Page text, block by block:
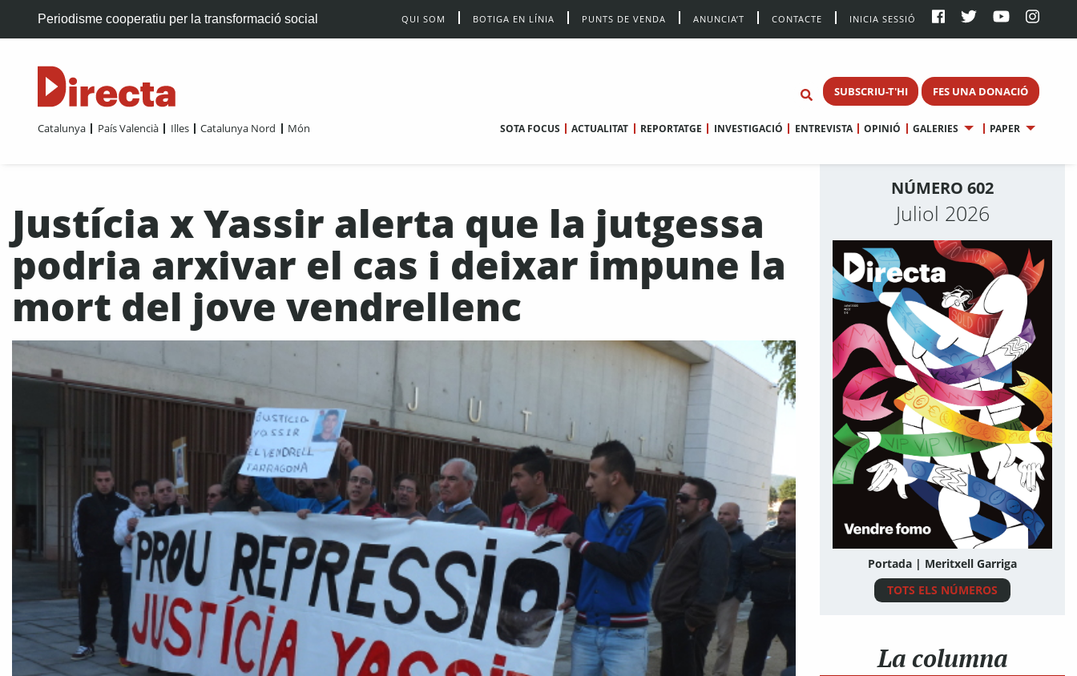
Periodisme cooperatiu per la transformació social QUI SOM BOTIGA EN LÍNIA PUNTS DE VENDA ANUNCIA’T CONTACTE INICIA SESSIÓ
SUBSCRIU-T'HI FES UNA DONACIÓ
Catalunya País Valencià Illes Catalunya Nord Món SOTA FOCUS ACTUALITAT REPORTATGE INVESTIGACIÓ ENTREVISTA OPINIÓ GALERIES PAPER
Justícia x Yassir alerta que la jutgessa
podria arxivar el cas i deixar impune la
mort del jove vendrellenc
NÚMERO 602
Juliol 2026
Portada | Meritxell Garriga
TOTS ELS NÚMEROS
La columna